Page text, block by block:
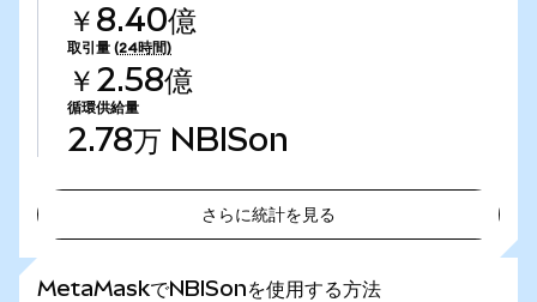
￥8.40億
取引量 (24時間)
￥2.58億
循環供給量
2.78万 NBISon
さらに統計を見る
MetaMaskでNBISonを使用する方法